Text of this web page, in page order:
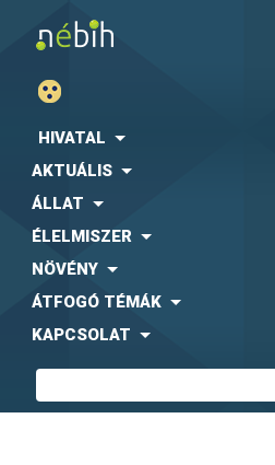
HIVATAL
AKTUÁLIS
ÁLLAT
ÉLELMISZER
NÖVÉNY
ÁTFOGÓ TÉMÁK
KAPCSOLAT